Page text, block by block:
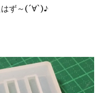
はず～(´∀`)♪